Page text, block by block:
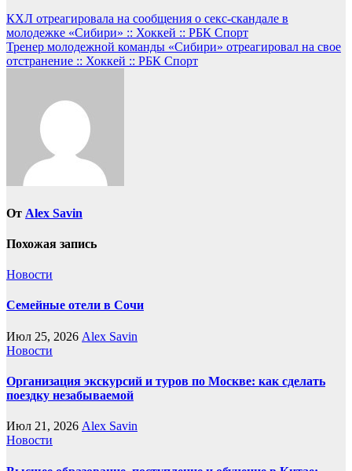
Навигация
по
записям
КХЛ отреагировала на сообщения о секс-скандале в
молодежке «Сибири» :: Хоккей :: РБК Спорт
Тренер молодежной команды «Сибири» отреагировал на свое
отстранение :: Хоккей :: РБК Спорт
От Alex Savin
Похожая запись
Новости
Семейные отели в Сочи
Июл 25, 2026 Alex Savin
Новости
Организация экскурсий и туров по Москве: как сделать
поездку незабываемой
Июл 21, 2026 Alex Savin
Новости